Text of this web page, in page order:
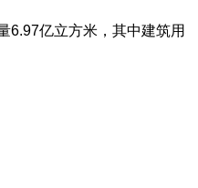
6.97亿立方米，其中建筑用